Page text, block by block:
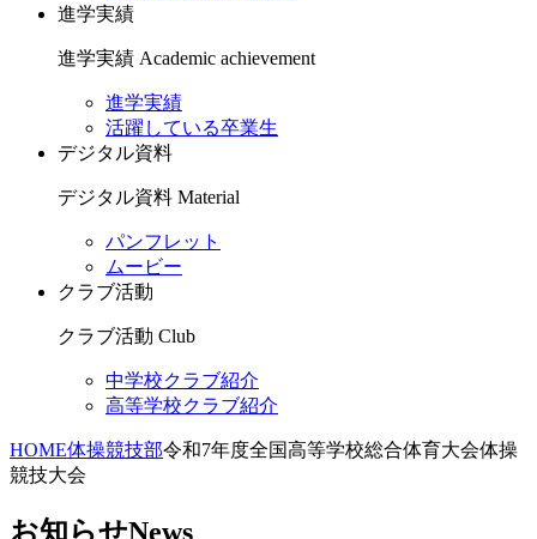
進学実績
進学実績 Academic achievement
進学実績
活躍している卒業生
デジタル資料
デジタル資料 Material
パンフレット
ムービー
クラブ活動
クラブ活動 Club
中学校クラブ紹介
高等学校クラブ紹介
HOME体操競技部令和7年度全国高等学校総合体育大会体操
競技大会
お知らせNews